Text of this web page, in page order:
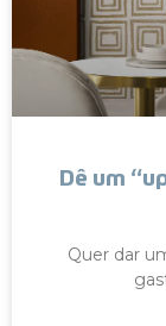
Dê um
Quer dar